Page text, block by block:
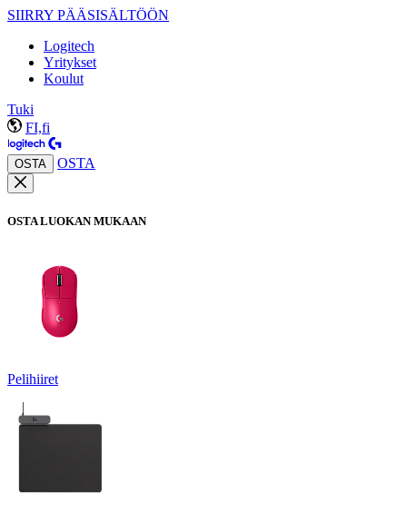
SIIRRY PÄÄSISÄLTÖÖN
Logitech
Yritykset
Koulut
Tuki
FI,fi
OSTA OSTA
OSTA LUOKAN MUKAAN
Pelihiiret